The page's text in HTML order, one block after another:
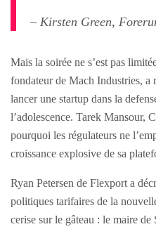
– Kirsten Green,
Mais la soirée ne s’est pas
fondateur de Mach Industries, a
lancer une startup dans la
l’adolescence. Tarek Mansour,
pourquoi les régulateurs ne
croissance explosive de sa
Ryan Petersen de Flexport a
politiques tarifaires de la
cerise sur le gâteau : le maire